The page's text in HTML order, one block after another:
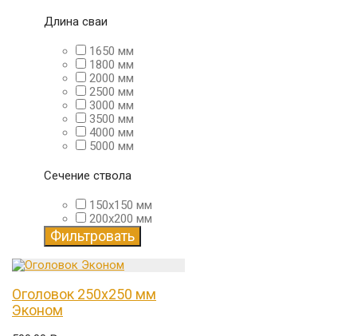
Длина сваи
1650 мм
1800 мм
2000 мм
2500 мм
3000 мм
3500 мм
4000 мм
5000 мм
Сечение ствола
150х150 мм
200х200 мм
Фильтровать
Оголовок 250х250 мм
Эконом